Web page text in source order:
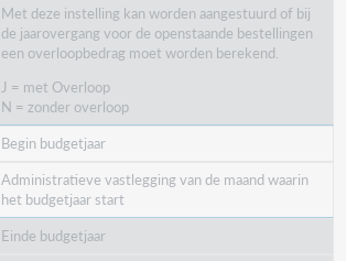
Met deze instelling kan worden aangestuurd of bij
de jaarovergang voor de openstaande bestellingen
een overloopbedrag moet worden berekend.
J = met Overloop
N = zonder overloop
Begin budgetjaar
Administratieve vastlegging van de maand waarin
het budgetjaar start
Einde budgetjaar